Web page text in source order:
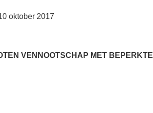
oktober 2017
VENNOOTSCHAP MET BEPERKTE